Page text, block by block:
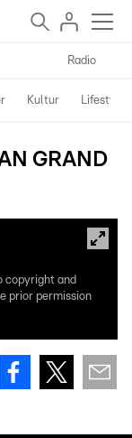
Radio
Kultur Lifestyle
GRAND
copyright and
prior permission